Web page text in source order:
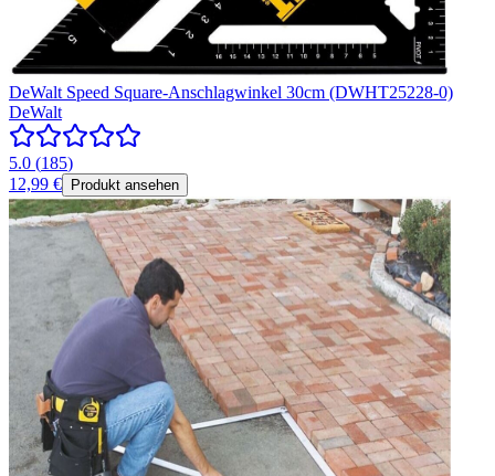
DeWalt Speed Square-Anschlagwinkel 30cm (DWHT25228-0)
DeWalt
5.0 (185)
12,99 €
Produkt ansehen